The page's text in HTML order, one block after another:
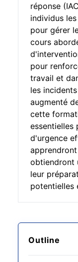
réponse
individus
pour gérer
cours
pour
travail et
les
augmenté
cette
essentielles
d'urgence
obtiendront
leur
potentielles
Outline